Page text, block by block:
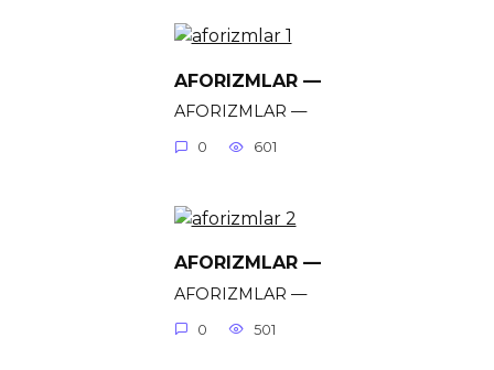
AFORIZMLAR —
AFORIZMLAR —
0 601
AFORIZMLAR —
AFORIZMLAR —
0 501